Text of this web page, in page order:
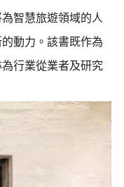
智慧旅遊領域的人
動力。該書既作為
行業從業者及研究